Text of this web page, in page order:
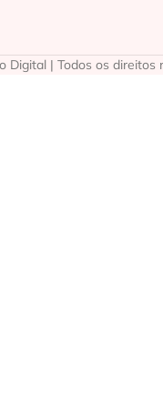
Digital | Todos os direitos